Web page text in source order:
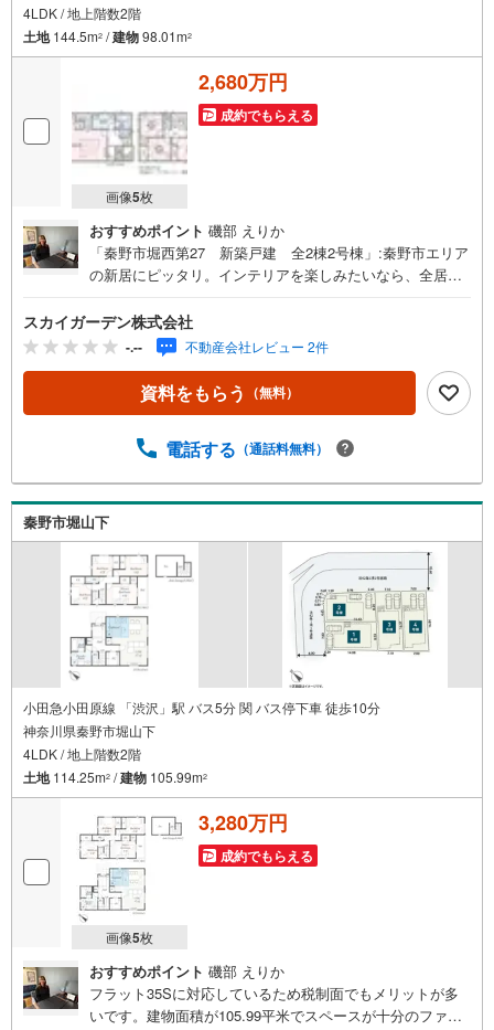
4LDK / 地上階数2階
土地144.5m2 /建物98.01m2
画像5枚
2,680万円
成約でもらえる
おすすめポイント 磯部 えりか
「秦野市堀西第27 新築戸建 全2棟2号棟」:秦野市エリア
の新居にピッタリ。インテリアを楽しみたいなら、全居室
テムキッチンなので、普段の料理も楽しくなるでしょう。
防犯カメラが付いており、安全面も配慮されています。
広々としたリビングに充実設備のキッチンを備えた4LDK。
今回紹介するのは、建物面積が98.01平米。来訪者を確認で
きる、TVインターホン付きです。
スカイガーデン株式会社
-.-- 不動産会社レビュー 2件
資料をもらう （無料）
電話する （通話料無料）
秦野市堀山下
小田急小田原線 「渋沢」駅 バス5分 関 バス停下車 徒歩10分
神奈川県秦野市堀山下
4LDK / 地上階数2階
土地114.25m2 /建物 105.99m2
画像5枚
3,280万円
成約でもらえる
おすすめポイント 磯部 えりか
フラット35Sに対応しているため税制面でもメリットが多
いです。建物面積が105.99平米でスペースが十分のファミ